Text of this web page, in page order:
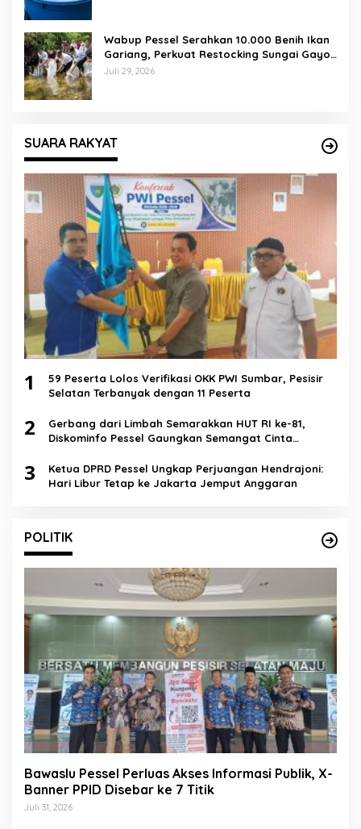
Wabup Pessel Serahkan 10.000 Benih Ikan
Gariang, Perkuat Restocking Sungai Gayo
demi Kelestarian Perairan
Juli 29, 2026
SUARA RAKYAT
1
59 Peserta Lolos Verifikasi OKK PWI Sumbar, Pesisir
Selatan Terbanyak dengan 11 Peserta
2
Gerbang dari Limbah Semarakkan HUT RI ke-81,
Diskominfo Pessel Gaungkan Semangat Cinta
3
Ketua DPRD Pessel Ungkap Perjuangan Hendrajoni:
Hari Libur Tetap ke Jakarta Jemput Anggaran
POLITIK
Bawaslu Pessel Perluas Akses Informasi Publik, X-
Banner PPID Disebar ke 7 Titik
Juli 31, 2026